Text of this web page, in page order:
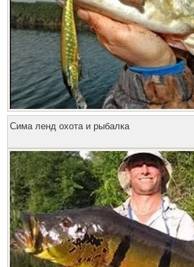
Сима ленд охота и рыбалка